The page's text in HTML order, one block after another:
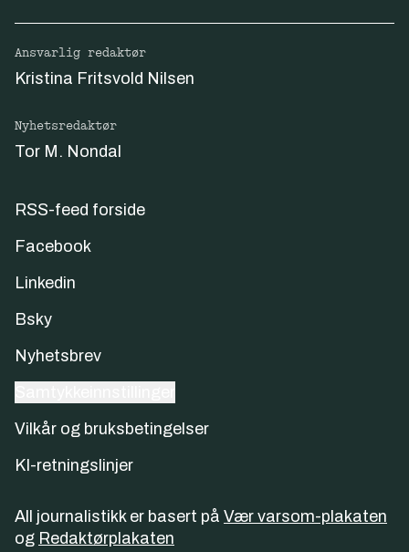
Ansvarlig redaktør
Kristina Fritsvold Nilsen
Nyhetsredaktør
Tor M. Nondal
RSS-feed forside
Facebook
Linkedin
Bsky
Nyhetsbrev
Vilkår og bruksbetingelser
KI-retningslinjer
All journalistikk er basert på Vær varsom-plakaten
og Redaktørplakaten